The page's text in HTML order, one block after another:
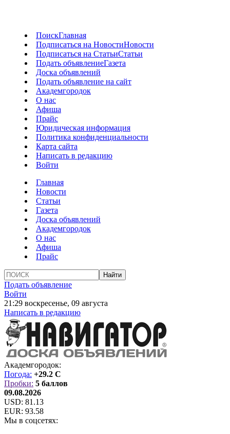
ПоискГлавная
Подписаться на НовостиНовости
Подписаться на СтатьиСтатьи
Подать объявлениеГазета
Доска объявлений
Подать объявление на сайт
Академгородок
О нас
Афиша
Прайс
Юридическая информация
Политика конфиденциальности
Карта сайта
Написать в редакцию
Войти
Главная
Новости
Статьи
Газета
Доска объявлений
Академгородок
О нас
Афиша
Прайс
Подать объявление
Войти
21:29 воскресенье, 09 августа
Написать в редакцию
Академгородок:
Погода: +29.2 C
Пробки: 5 баллов
09.08.2026
USD: 81.13
EUR: 93.58
Мы в соцсетях: